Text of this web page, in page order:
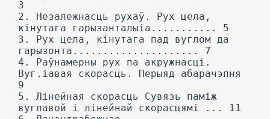
3
2. Незалежнасць рухаў. Рух цела,
кінутага гарызанталыіа........... 5
3. Рух цела, кінутага пад вуглом да
гарызонта..................... 7
4. Раўнамерны рух па акружнасці.
Вуг.іавая скорасць. Перыяд абарачэпня
9
5. Лінейная скорасць Сувязь паміж
вуглавой і лінейнай скорасцямі ... 11